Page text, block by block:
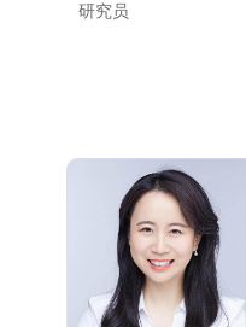
研究员